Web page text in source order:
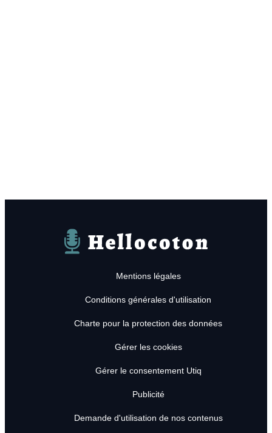
Hellocoton
Mentions légales
Conditions générales d'utilisation
Charte pour la protection des données
Gérer les cookies
Gérer le consentement Utiq
Publicité
Demande d'utilisation de nos contenus